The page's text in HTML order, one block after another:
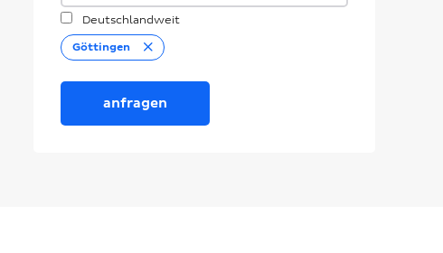
Deutschlandweit
Göttingen
Entfernen
anfragen